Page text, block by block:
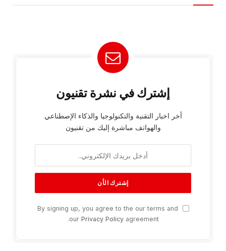
إشترك في نشرة تقنيون
أخر اخبار التقنية والتكنولوجيا والذكاء الإصطناعي
والهواتف مباشرة إليك من تقنيون
By signing up, you agree to the our terms and
our Privacy Policyagreement.